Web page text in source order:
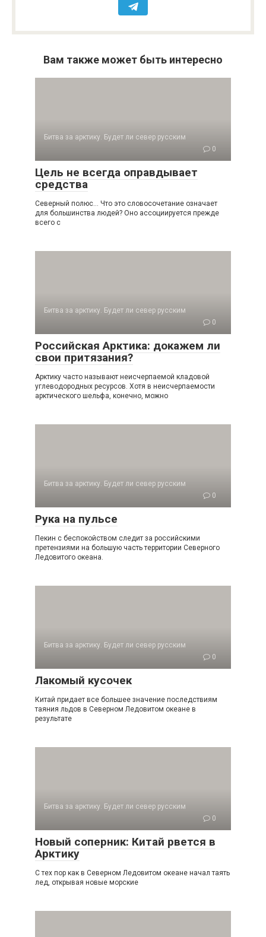
Вам также может быть интересно
Битва за арктику. Будет ли север русским
0
Цель не всегда оправдывает
средства
Северный полюс… Что это словосочетание означает
для большинства людей? Оно ассоции­руется прежде
всего с
Битва за арктику. Будет ли север русским
0
Российская Арктика: докажем ли
свои притязания?
Арктику часто называют неисчерпаемой кла­довой
углеводородных ресурсов. Хотя в неис­черпаемости
арктического шельфа, конечно, можно
Битва за арктику. Будет ли север русским
0
Рука на пульсе
Пекин с беспокойством следит за российски­ми
претензиями на большую часть территории Северного
Ледовитого океана.
Битва за арктику. Будет ли север русским
0
Лакомый кусочек
Китай придает все большее значение послед­ствиям
таяния льдов в Северном Ледовитом океане в
результате
Битва за арктику. Будет ли север русским
0
Новый соперник: Китай рвется в
Арктику
С тех пор как в Северном Ледовитом океане начал таять
лед, открывая новые морские